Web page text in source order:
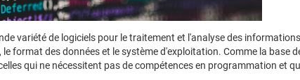
variété de logiciels pour le traitement et l'analyse des
format des données et le système d'exploitation. Comme la
qui ne nécessitent pas de compétences en programmation et